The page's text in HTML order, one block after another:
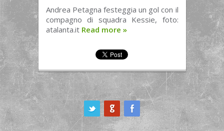
Andrea Petagna festeggia un gol con il
compagno di squadra Kessie, foto:
atalanta.it Read more »